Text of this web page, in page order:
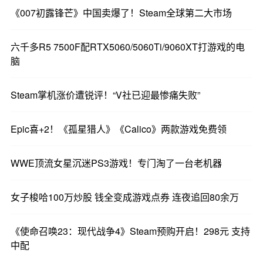
验不同区域的游戏定价与汇率，有机会以更实惠的
价格购买游戏及相关内容。不同地区上架的游戏、
锁对应区域独有的游戏作品与平台福利。
《007初露锋芒》中国卖爆了！Steam全球第二大市场
六千多R5 7500F配RTX5060/5060Ti/9060XT打游戏的电
脑
Steam掌机涨价遭锐评！“V社已迎最惨痛失败”
Epic喜+2！《孤星猎人》《Calico》两款游戏免费领
WWE顶流女星沉迷PS3游戏！专门淘了一台老机器
女子梭哈100万炒股 钱全变成游戏点券 连夜追回80余万
《使命召唤23：现代战争4》Steam预购开启！298元 支持
中配